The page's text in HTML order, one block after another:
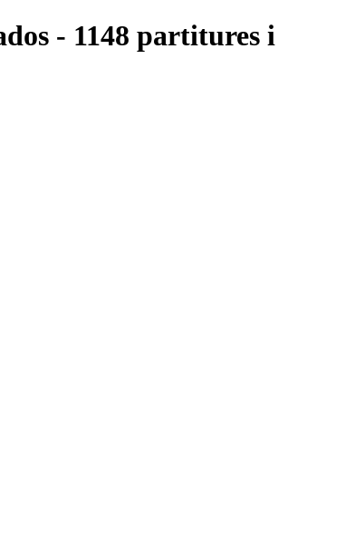
- 1148 partitures i